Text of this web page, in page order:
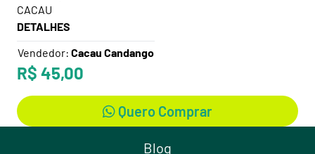
DETALHES
Vendedor: Cacau Candango
R$ 45,00
Quero Comprar
Blog